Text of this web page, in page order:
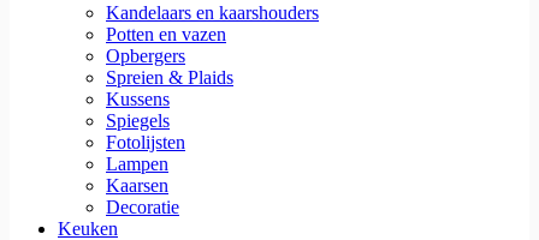
Kandelaars en kaarshouders
Potten en vazen
Opbergers
Spreien & Plaids
Kussens
Spiegels
Fotolijsten
Lampen
Kaarsen
Decoratie
Keuken